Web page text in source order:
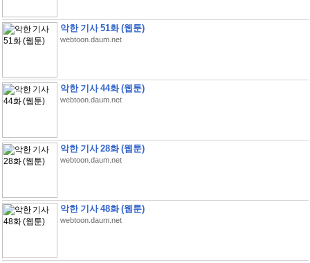
악한 기사 51화 (웹툰)
webtoon.daum.net
악한 기사 44화 (웹툰)
webtoon.daum.net
악한 기사 28화 (웹툰)
webtoon.daum.net
악한 기사 48화 (웹툰)
webtoon.daum.net